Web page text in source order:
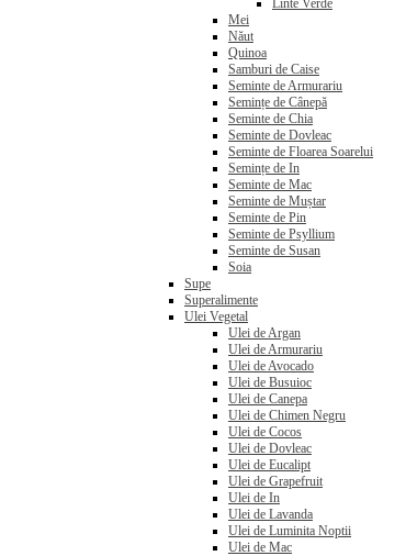
Linte Verde
Mei
Năut
Quinoa
Samburi de Caise
Seminte de Armurariu
Semințe de Cânepă
Seminte de Chia
Seminte de Dovleac
Seminte de Floarea Soarelui
Semințe de In
Seminte de Mac
Seminte de Muștar
Seminte de Pin
Seminte de Psyllium
Seminte de Susan
Soia
Supe
Superalimente
Ulei Vegetal
Ulei de Argan
Ulei de Armurariu
Ulei de Avocado
Ulei de Busuioc
Ulei de Canepa
Ulei de Chimen Negru
Ulei de Cocos
Ulei de Dovleac
Ulei de Eucalipt
Ulei de Grapefruit
Ulei de In
Ulei de Lavanda
Ulei de Luminita Noptii
Ulei de Mac